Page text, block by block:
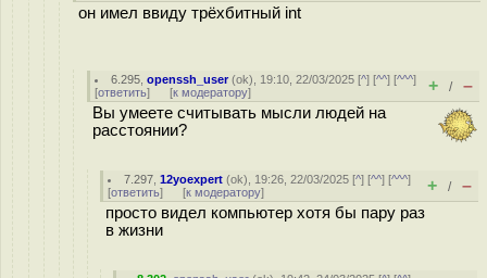
он имел ввиду трёхбитный int
6.295 ,openssh_user(ok), 19:10, 22/03/2025 [^] [^^] [^^^]
[ответить] [к модератору] + / –
Вы умеете считывать мысли людей на
расстоянии?
7.297 ,12yoexpert (ok), 19:26, 22/03/2025 [^] [^^] [^^^]
[ответить] [к модератору] + / –
просто видел компьютер хотя бы пару раз
в жизни